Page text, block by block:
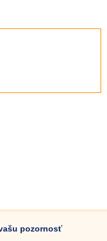
pozornosť